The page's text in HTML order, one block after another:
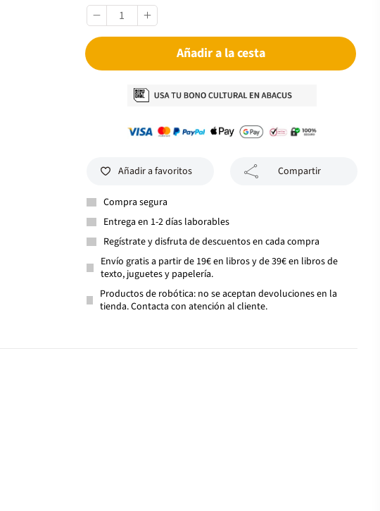
Añadir a la cesta
Añadir a favoritos Compartir
Compra segura
Entrega en 1-2 días laborables
Regístrate y disfruta de descuentos en cada compra
Envío gratis a partir de 19€ en libros y de 39€ en libros de
texto, juguetes y papelería.
Productos de robótica: no se aceptan devoluciones en la
tienda. Contacta con atención al cliente.